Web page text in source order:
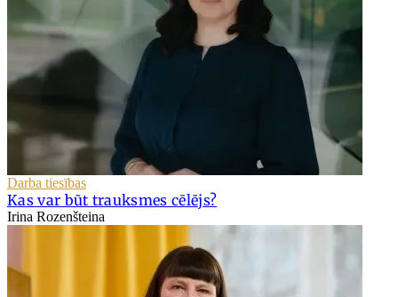
Darba tiesības
Kas var būt trauksmes cēlējs?
Irina Rozenšteina